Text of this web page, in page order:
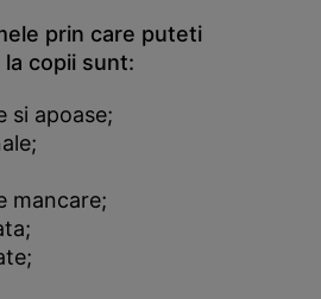
prin care puteti
copii sunt:
si apoase;
mancare;